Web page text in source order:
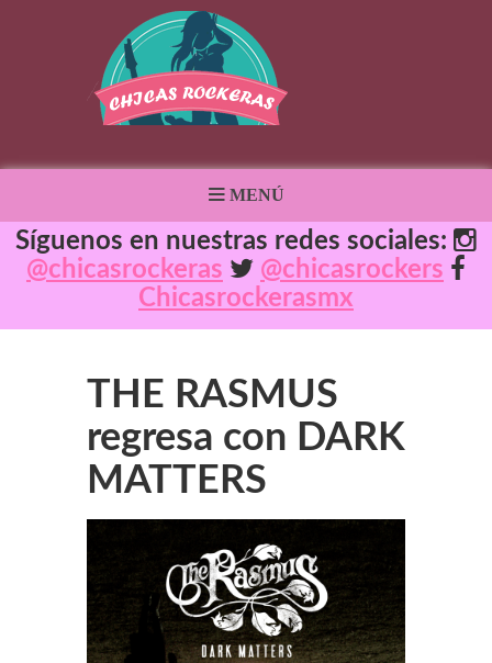
MENÚ
Síguenos en nuestras redes sociales:
@chicasrockeras
@chicasrockers
Chicasrockerasmx
THE RASMUS
regresa con DARK
MATTERS